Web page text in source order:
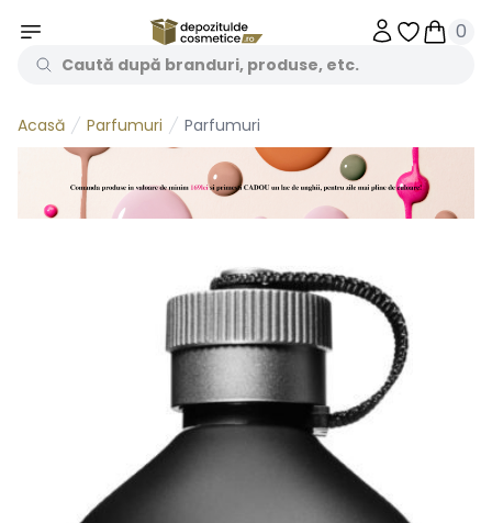
Obiecte
0
Acasă Parfumuri Parfumuri